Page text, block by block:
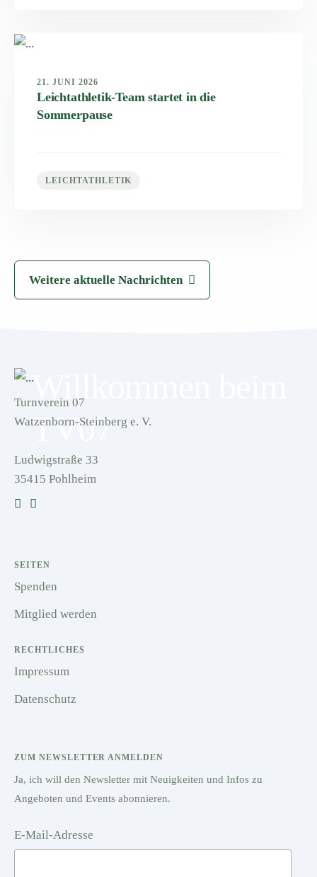
Willkommen beim
TV07
21. JUNI 2026
Leichtathletik-Team startet in die
Sommerpause
LEICHTATHLETIK
Weitere aktuelle Nachrichten
Turnverein 07
Watzenborn-Steinberg e. V.
Ludwigstraße 33
35415 Pohlheim
SEITEN
Spenden
Mitglied werden
RECHTLICHES
Impressum
Datenschutz
ZUM NEWSLETTER ANMELDEN
Ja, ich will den Newsletter mit Neuigkeiten und Infos zu
Angeboten und Events abonnieren.
E-Mail-Adresse